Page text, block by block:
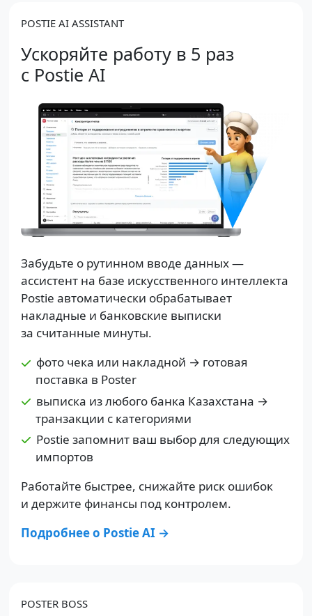
POSTIE AI ASSISTANT
Ускоряйте работу в 5 раз
с Postie AI
Забудьте о рутинном вводе данных —
ассистент на базе искусственного интеллекта
Postie автоматически обрабатывает
накладные и банковские выписки
за считанные минуты.
фото чека или накладной → готовая
поставка в Poster
выписка из любого банка Казахстана →
транзакции с категориями
Postie запомнит ваш выбор для следующих
импортов
Работайте быстрее, снижайте риск ошибок
и держите финансы под контролем.
Подробнее о Postie AI →
POSTER BOSS